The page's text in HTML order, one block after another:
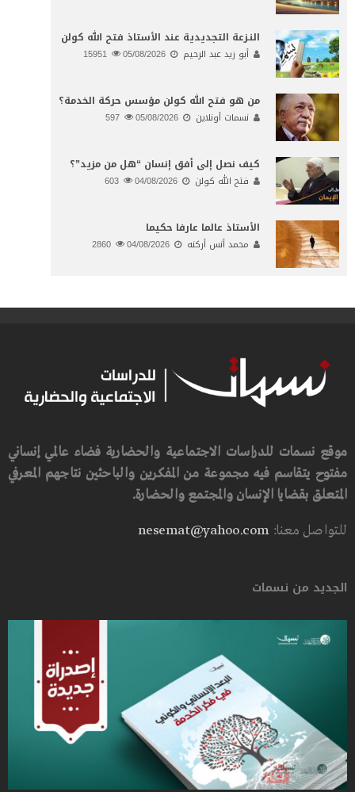
النـزعة التجديدية عند الأستاذ فتح الله كولن
أبو زيد عبد الرحيم 05/08/2026
من هو فتح الله كولن مؤسس حركة الخدمة؟
نسمات أونلاين 05/08/2026
كيف نصل إلى أفق إنسان “هل من مزيد”؟
فتح الله كولن 04/08/2026
الأستاذ عالما عارفا حكيما
محمد أنس أركنه 04/08/2026
موقع نسمات للدراسات الاجتماعية والحضارية فضاء عالمي إنساني
مفتوح يتقاسم فيه مجموعة من المفكرين والباحثين نتاجهم المعرفي
المتعلق بقضايا الإنسان والمجتمع والحضارة.
للتواصل معنا:nesemat@yahoo.com
الجديد من نسمات